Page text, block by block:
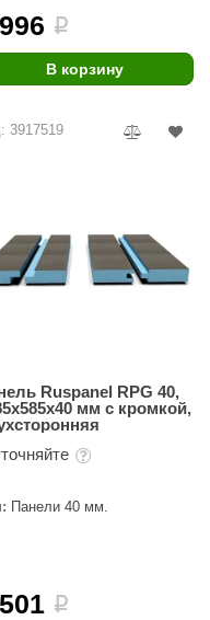
i
В корзину
3917519
Ruspanel RPG 40,
мм с кромкой,
Панели 40 мм.
i